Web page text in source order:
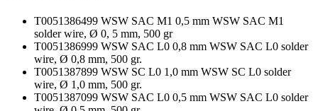
T0051386499 WSW SAC M1 0,5 mm WSW SAC M1
solder wire, Ø 0, 5 mm, 500 gr
T0051386999 WSW SAC L0 0,8 mm WSW SAC L0 solder
wire, Ø 0,8 mm, 500 gr.
T0051387899 WSW SC L0 1,0 mm WSW SC L0 solder
wire, Ø 1,0 mm, 500 gr.
T0051387099 WSW SAC L0 0,5 mm WSW SAC L0 solder